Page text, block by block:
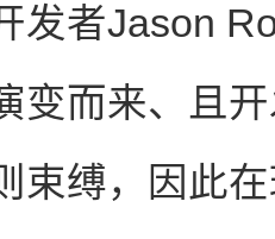
发者Jason
变而来、且
束缚，因此